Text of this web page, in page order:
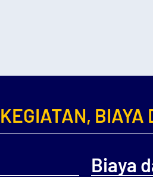
Biaya